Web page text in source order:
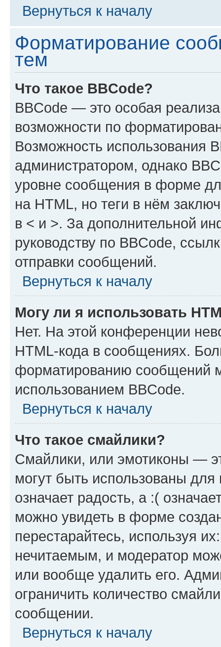
Вернуться к началу
Форматирование
тем
Что такое BBCode?
BBCode — это особая
возможности по
Возможность использования
администратором, однако
уровне сообщения в форме
на HTML, но теги в нём
в < и >. За дополнительной
руководству по BBCode,
отправки сообщений.
Вернуться к началу
Могу ли я использовать
Нет. На этой конференции
HTML-кода в сообщениях.
форматированию сообщений
использованием BBCode.
Вернуться к началу
Что такое смайлики?
Смайлики, или эмотиконы —
могут быть использованы
означает радость, а :(
можно увидеть в форме
перестарайтесь, используя
нечитаемым, и модератор
или вообще удалить его.
ограничить количество
сообщении.
Вернуться к началу